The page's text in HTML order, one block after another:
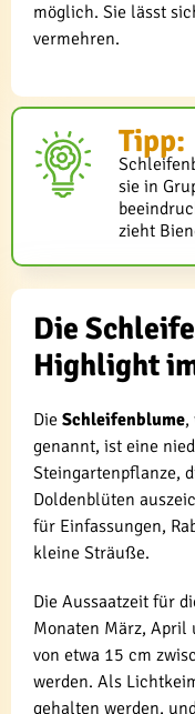
möglich. Sie lässt
vermehren.
Tipp:
sie in
zieht
Die
Highlight
Die Schleifenblume,
genannt, ist eine
Steingartenpflanze,
Doldenblüten
für Einfassungen,
kleine Sträuße.
Die Aussaatzeit für
Monaten März, April
von etwa 15 cm
werden. Als
gehalten werden,